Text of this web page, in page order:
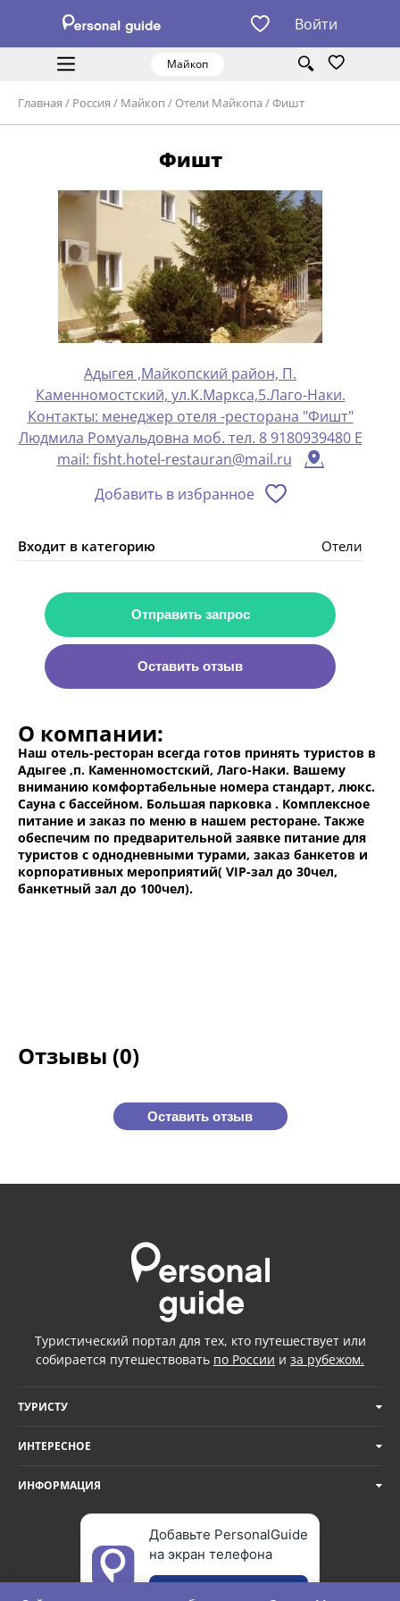
Войти
Майкоп
Главная / Россия / Майкоп / Отели Майкопа /Фишт
Фишт
Адыгея ,Майкопский район, П.
Каменномостский, ул.К.Маркса,5.Лаго-Наки.
Контакты: менеджер отеля -ресторана "Фишт"
Людмила Ромуальдовна моб. тел. 8 9180939480 E
mail: fisht.hotel-restauran@mail.ru
Добавить в избранное
Входит в категорию Отели
Отправить запрос
Оставить отзыв
О компании:
Наш отель-ресторан всегда готов принять туристов в
Адыгее ,п. Каменномостский, Лаго-Наки. Вашему
вниманию комфортабельные номера стандарт, люкс.
Сауна с бассейном. Большая парковка . Комплексное
питание и заказ по меню в нашем ресторане. Также
обеспечим по предварительной заявке питание для
туристов с однодневными турами, заказ банкетов и
корпоративных мероприятий( VIP-зал до 30чел,
банкетный зал до 100чел).
Отзывы (0)
Оставить отзыв
Туристический портал для тех, кто путешествует или
собирается путешествовать по России и за рубежом.
ТУРИСТУ
ИНТЕРЕСНОЕ
ИНФОРМАЦИЯ
Добавьте PersonalGuide
на экран телефона